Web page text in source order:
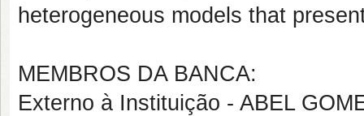
heterogeneous models that
MEMBROS DA BANCA:
Externo à Instituição - ABEL